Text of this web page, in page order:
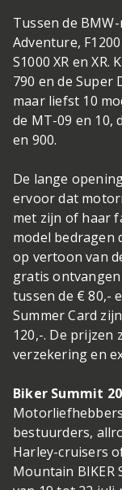
Tussen de
Adventure,
S1000 XR en
790 en de Super
maar liefst 10
de MT-09 en 10,
en 900.
De lange
ervoor dat
met zijn of haar
model bedragen
op vertoon van
gratis
tussen de € 80,-
Summer Card
120,-. De prijzen
verzekering en
Biker Summit
bestuurders,
Harley-cruisers
Mountain BIKER